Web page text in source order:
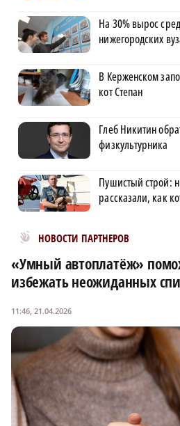
На 30% вырос
нижегородских
В Керженском
кот Степан
Глеб Никитин
физкультурника
Пушистый строй:
рассказали, как
НОВОСТИ ПАРТНЕРОВ
Новости МирТесен
«Умный автоплатёж»
избежать неожиданных
11:46, 21.04.2026